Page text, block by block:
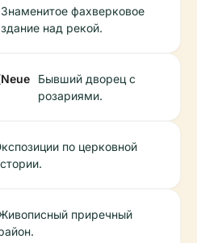
Знаменитое фахверковое
здание над рекой.
Бывший дворец с
розариями.
по церковной
приречный